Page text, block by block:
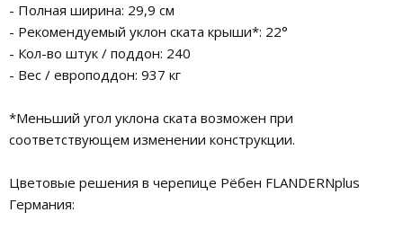
- Полная ширина: 29,9 см
- Рекомендуемый уклон ската крыши*: 22°
- Кол-во штук / поддон: 240
- Вес / европоддон: 937 кг
*Меньший угол уклона ската возможен при
соответствующем изменении конструкции.
Цветовые решения в черепице Рёбен FLANDERNplus
Германия: